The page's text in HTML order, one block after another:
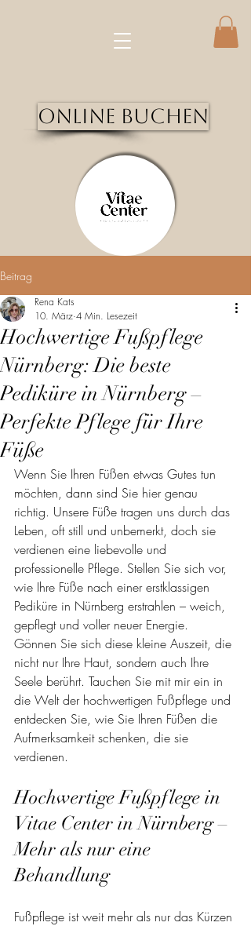
Online Buchen
Beitrag
Hochwertige Fußpflege
Nürnberg: Die beste
Pediküre in Nürnberg –
Perfekte Pflege für Ihre
Füße
Rena Kats
10. März 4 Min. Lesezeit
Wenn Sie Ihren Füßen etwas Gutes tun
möchten, dann sind Sie hier genau
richtig. Unsere Füße tragen uns durch das
Leben, oft still und unbemerkt, doch sie
verdienen eine liebevolle und
professionelle Pflege. Stellen Sie sich vor,
wie Ihre Füße nach einer erstklassigen
Pediküre in Nürnberg erstrahlen – weich,
gepflegt und voller neuer Energie.
Gönnen Sie sich diese kleine Auszeit, die
nicht nur Ihre Haut, sondern auch Ihre
Seele berührt. Tauchen Sie mit mir ein in
die Welt der hochwertigen Fußpflege und
entdecken Sie, wie Sie Ihren Füßen die
Aufmerksamkeit schenken, die sie
verdienen.
Hochwertige Fußpflege in
Vitae Center in Nürnberg –
Mehr als nur eine
Behandlung
Fußpflege ist weit mehr als nur das Kürzen